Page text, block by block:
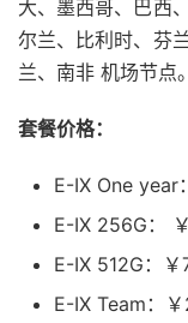
大、墨西哥、巴西
尔兰、比利时、芬
兰、南非 机场节点。
套餐价格：
E-IX One year
E-IX 256G：
E-IX 512G：￥
E-IX Team：